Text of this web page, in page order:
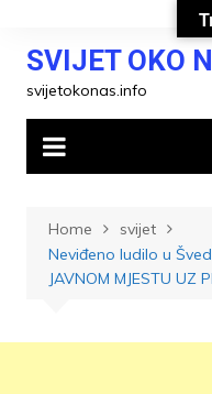
contentSVIJET OKO
svijetokonas.info
Home
svijet
Neviđeno ludilo u
JAVNOM MJESTU UZ